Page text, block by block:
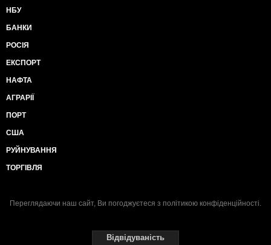
НБУ
БАНКИ
РОСІЯ
ЕКСПОРТ
НАФТА
АГРАРІЇ
ПОРТ
США
РУЙНУВАННЯ
ТОРГІВЛЯ
Переглядаючи наш сайт, Ви погоджуєтеся з політикою конфіденційності.
Відвідуваність